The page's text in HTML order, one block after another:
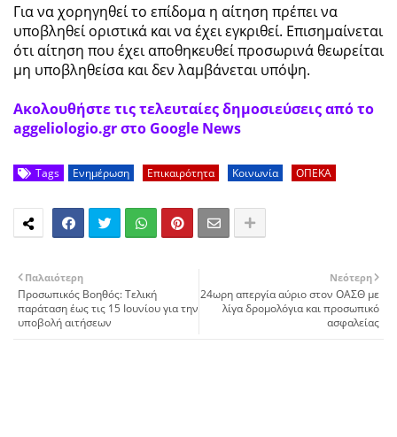
Για να χορηγηθεί το επίδομα η αίτηση πρέπει να
υποβληθεί οριστικά και να έχει εγκριθεί. Επισημαίνεται
ότι αίτηση που έχει αποθηκευθεί προσωρινά θεωρείται
μη υποβληθείσα και δεν λαμβάνεται υπόψη.
Ακολουθήστε τις τελευταίες δημοσιεύσεις από το
aggeliologio.gr στο Google News
Tags Ενημέρωση Επικαιρότητα Κοινωνία ΟΠΕΚΑ
Νεότερη
24ωρη απεργία αύριο στον ΟΑΣΘ με
λίγα δρομολόγια και προσωπικό
ασφαλείας
Παλαιότερη
Προσωπικός Βοηθός: Τελική
παράταση έως τις 15 Ιουνίου για την
υποβολή αιτήσεων